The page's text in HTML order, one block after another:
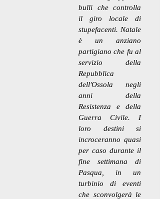
bulli che controlla
il giro locale di
stupefacenti. Natale
è un anziano
partigiano che fu al
servizio della
Repubblica
dell'Ossola negli
anni della
Resistenza e della
Guerra Civile. I
loro destini si
incroceranno quasi
per caso durante il
fine settimana di
Pasqua, in un
turbinio di eventi
che sconvolgerà le